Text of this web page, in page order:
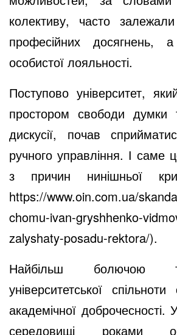
колективу, часто
професійних досягнень,
особистої лояльності.
Поступово університет,
простором свободи думки
дискусії, почав
ручного управління. І саме
з причин нинішньої
https://www.oin.com.ua/
chomu-ivan-gryshhenko-
zalyshaty-posadu-rektora/).
Найбільш болючою
університетської
академічної
середовищі роками